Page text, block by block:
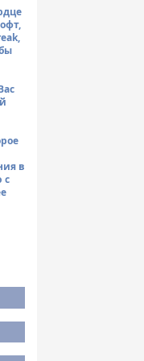
в
с